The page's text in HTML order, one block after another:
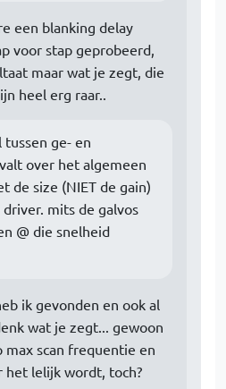
een blanking delay
voor stap geprobeerd,
maar wat je zegt, die
heel erg raar..
ge- en
over het algemeen
de size (NIET de gain)
mits de galvos
@ die snelheid
ik gevonden en ook al
wat je zegt... gewoon
max scan frequentie en
het lelijk wordt, toch?